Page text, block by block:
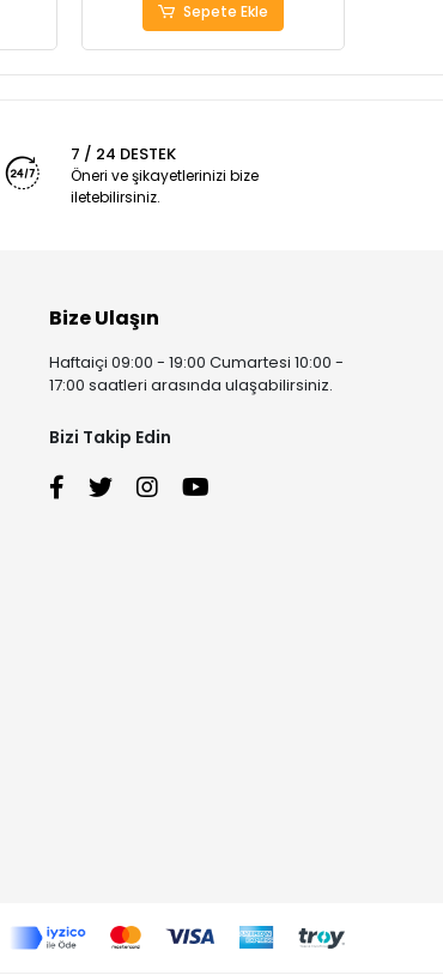
Sepete Ekle
7 / 24 DESTEK
Öneri ve şikayetlerinizi bize
iletebilirsiniz.
Bize Ulaşın
Haftaiçi 09:00 - 19:00 Cumartesi 10:00 -
17:00 saatleri arasında ulaşabilirsiniz.
Bizi Takip Edin